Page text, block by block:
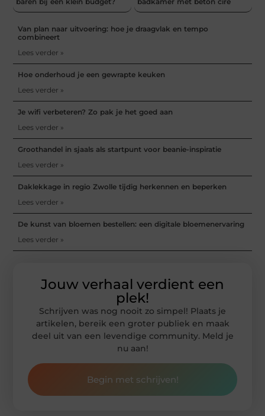
Van plan naar uitvoering: hoe je draagvlak en tempo
combineert
Lees verder »
Hoe onderhoud je een gewrapte keuken
Lees verder »
Je wifi verbeteren? Zo pak je het goed aan
Lees verder »
Groothandel in sjaals als startpunt voor beanie-inspiratie
Lees verder »
Daklekkage in regio Zwolle tijdig herkennen en beperken
Lees verder »
De kunst van bloemen bestellen: een digitale bloemenervaring
Lees verder »
Jouw verhaal verdient een
plek!
Schrijven was nog nooit zo simpel! Plaats je
artikelen, bereik een groter publiek en maak
deel uit van een levendige community. Meld je
nu aan!
Begin met schrijven!